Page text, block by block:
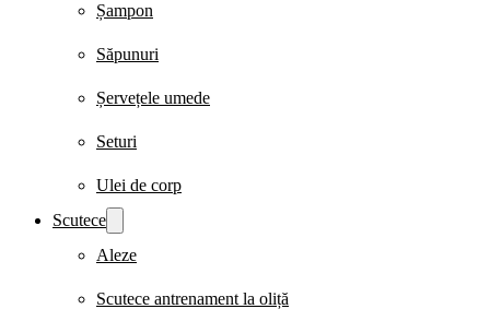
Șampon
Săpunuri
Șervețele umede
Seturi
Ulei de corp
Scutece
Aleze
Scutece antrenament la oliță